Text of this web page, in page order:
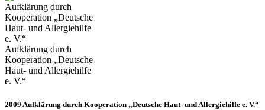
Aufklärung durch
Kooperation „Deutsche
Haut- und Allergiehilfe
e. V.“
Aufklärung durch
Kooperation „Deutsche
Haut- und Allergiehilfe
e. V.“
2009 Aufklärung durch Kooperation „Deutsche Haut- und Allergiehilfe e. V.“